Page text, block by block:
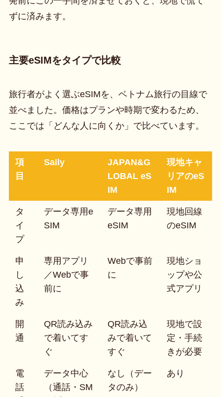
ずに済みます。
主要eSIMをタイプで比較
旅行者がよく選ぶeSIMを、ベトナム旅行の目線で
並べました。価格はプランや時期で変わるため、
ここでは「どんな人に向くか」で比べています。
項
目
Saily
JAPAN&G
LOBAL eS
IM
現地キャ
リアのeS
IM
タ
イ
プ
データ専用e
SIM
データ専用
eSIM
現地回線
のeSIM
申
し
込
み
専用アプリ
／Webで事
前に
Webで事前
に
現地ショ
ップや公
式アプリ
開
通
QR読み込み
で着いてす
ぐ
QR読み込
みで着いて
すぐ
現地で設
定・手続
きが必要
電
話
データ中心
（通話・SM
なし（デー
タのみ）
あり